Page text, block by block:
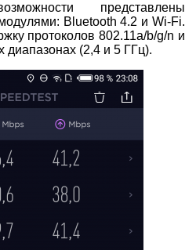
представлены
Bluetooth 4.2 и Wi-Fi.
протоколов 802.11a/b/g/n и
диапазонах (2,4 и 5 ГГц).